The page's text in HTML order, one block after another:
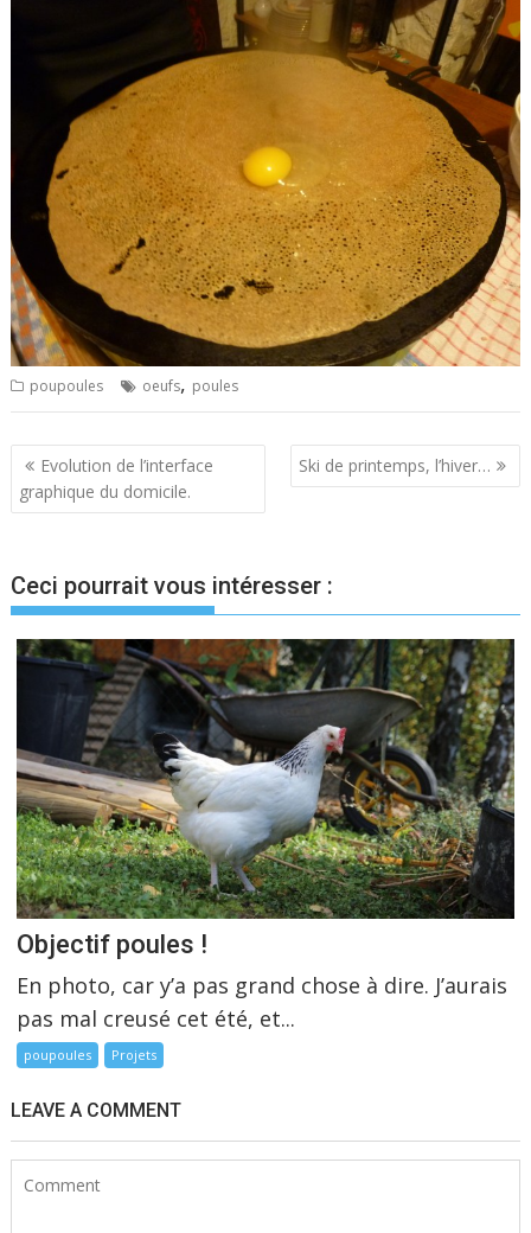
poupoules oeufs, poules
Navigation
de
Evolution de l’interface
graphique du domicile.
Ski de printemps, l’hiver…
Ceci pourrait vous intéresser :
Objectif poules !
En photo, car y’a pas grand chose à dire. J’aurais
pas mal creusé cet été, et...
poupoules Projets
LEAVE A COMMENT